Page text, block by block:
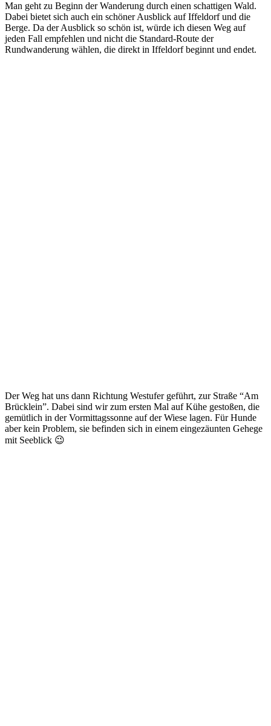
Man geht zu Beginn der Wanderung durch einen schattigen Wald.
Dabei bietet sich auch ein schöner Ausblick auf Iffeldorf und die
Berge. Da der Ausblick so schön ist, würde ich diesen Weg auf
jeden Fall empfehlen und nicht die Standard-Route der
Rundwanderung wählen, die direkt in Iffeldorf beginnt und endet.
Der Weg hat uns dann Richtung Westufer geführt, zur Straße “Am
Brücklein”. Dabei sind wir zum ersten Mal auf Kühe gestoßen, die
gemütlich in der Vormittagssonne auf der Wiese lagen. Für Hunde
aber kein Problem, sie befinden sich in einem eingezäunten Gehege
mit Seeblick 😉